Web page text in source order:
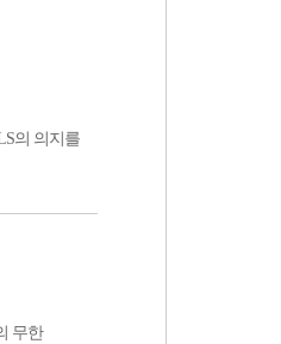
의 의지를
무한